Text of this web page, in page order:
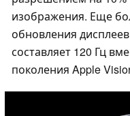
изображения. Еще
обновления
составляет 120 Гц
поколения Apple